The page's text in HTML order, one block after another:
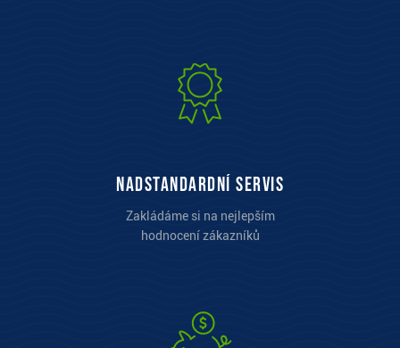
Nadstandardní servis
Zakládáme si na nejlepším
hodnocení zákazníků